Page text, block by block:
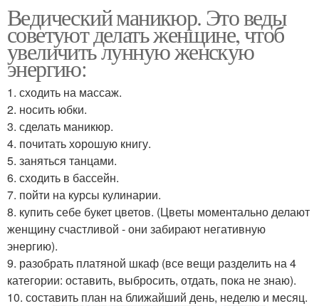
Ведический маникюр. Это веды
советуют делать женщине, чтоб
увеличить лунную женскую
энергию:
1. сходить на массаж.
2. носить юбки.
3. сделать маникюр.
4. почитать хорошую книгу.
5. заняться танцами.
6. сходить в бассейн.
7. пойти на курсы кулинарии.
8. купить себе букет цветов. (Цветы моментально делают
женщину счастливой - они забирают негативную
энергию).
9. разобрать платяной шкаф (все вещи разделить на 4
категории: оставить, выбросить, отдать, пока не знаю).
10. составить план на ближайший день, неделю и месяц.